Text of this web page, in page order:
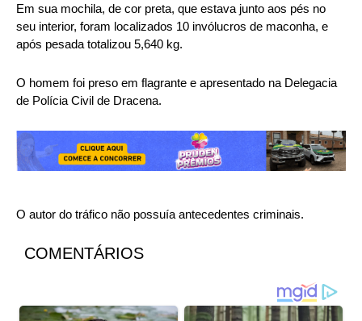
Em sua mochila, de cor preta, que estava junto aos pés no
seu interior, foram localizados 10 invólucros de maconha, e
após pesada totalizou 5,640 kg.
O homem foi preso em flagrante e apresentado na Delegacia
de Polícia Civil de Dracena.
O autor do tráfico não possuía antecedentes criminais.
COMENTÁRIOS